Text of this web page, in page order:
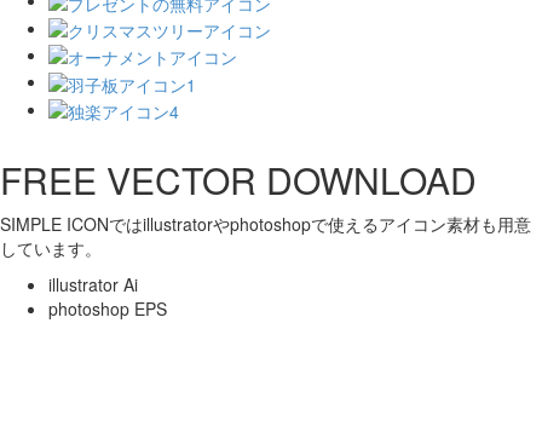
FREE VECTOR DOWNLOAD
SIMPLE ICONではillustratorやphotoshopで使えるアイコン素材も用意
しています。
illustrator Ai
photoshop EPS